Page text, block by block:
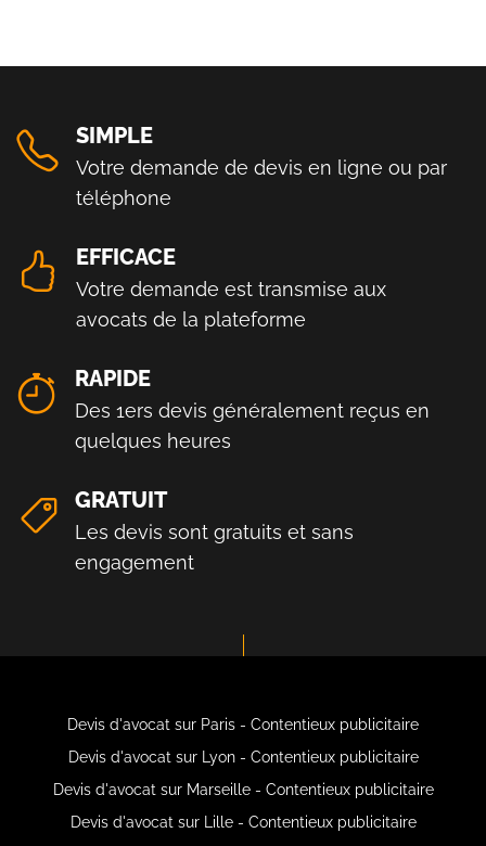
SIMPLE
Votre demande de devis en ligne ou par
téléphone
EFFICACE
Votre demande est transmise aux
avocats de la plateforme
RAPIDE
Des 1ers devis généralement reçus en
quelques heures
GRATUIT
Les devis sont gratuits et sans
engagement
Devis d'avocat sur Paris - Contentieux publicitaire
Devis d'avocat sur Lyon - Contentieux publicitaire
Devis d'avocat sur Marseille - Contentieux publicitaire
Devis d'avocat sur Lille - Contentieux publicitaire